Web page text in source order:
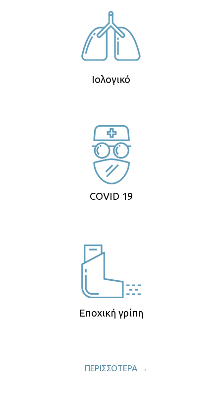
Ιολογικό
COVID 19
Εποχική γρίπη
ΠΕΡΙΣΣΟΤΕΡΑ →